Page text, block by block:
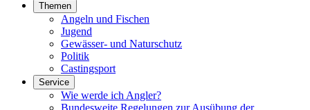
Themen
Angeln und Fischen
Jugend
Gewässer- und Naturschutz
Politik
Castingsport
Service
Wie werde ich Angler?
Bundesweite Regelungen zur Ausübung der